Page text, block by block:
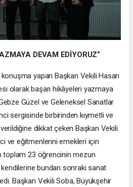
DEVAM EDİYORUZ”
konuşma yapan Başkan Vekili Hasan
olarak başarı hikâyeleri yazmaya
Güzel ve Geleneksel Sanatlar
sergisinde birbirinden kıymetli ve
dikkat çeken Başkan Vekili
ve eğitmenlerini emekleri için
toplam 23 öğrencinin mezun
bundan sonraki sanat
Başkan Vekili Soba, Büyükşehir